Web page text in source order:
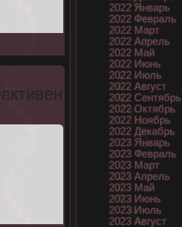
2022 Январь
2022 Февраль
2022 Март
2022 Апрель
2022 Май
2022 Июнь
2022 Июль
2022 Август
2022 Сентябрь
2022 Октябрь
2022 Ноябрь
2022 Декабрь
2023 Январь
2023 Февраль
2023 Март
2023 Апрель
2023 Май
2023 Июнь
2023 Июль
2023 Август